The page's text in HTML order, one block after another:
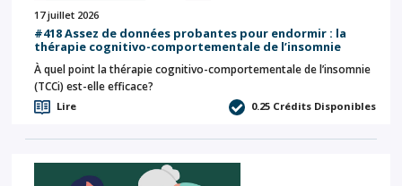
17 juillet 2026
#418 Assez de données probantes pour endormir : la
thérapie cognitivo-comportementale de l’insomnie
À quel point la thérapie cognitivo-comportementale de l’insomnie
(TCCi) est-elle efficace?
Lire 0.25 Crédits Disponibles